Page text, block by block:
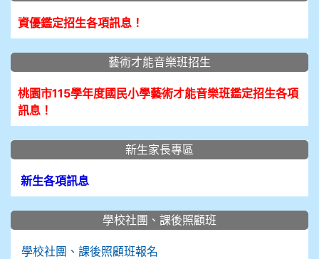
資優鑑定招生各項訊息！
藝術才能音樂班招生
桃園市115學年度國民小學藝術才能音樂班鑑定招生各項
訊息！
新生家長專區
新生各項訊息
學校社團、課後照顧班
學校社團、課後照顧班報名